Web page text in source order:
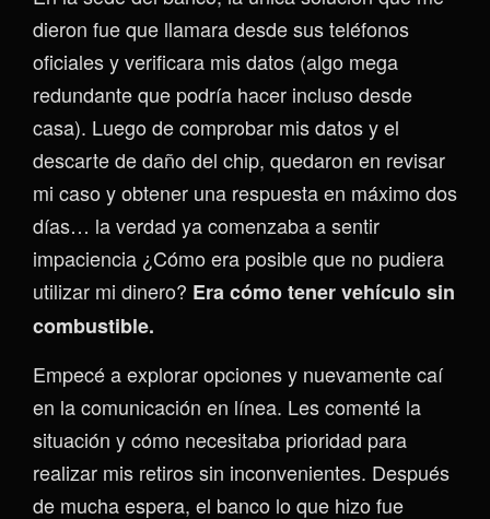
dieron fue que llamara desde sus teléfonos
oficiales y verificara mis datos (algo mega
redundante que podría hacer incluso desde
casa). Luego de comprobar mis datos y el
descarte de daño del chip, quedaron en revisar
mi caso y obtener una respuesta en máximo dos
días… la verdad ya comenzaba a sentir
impaciencia ¿Cómo era posible que no pudiera
utilizar mi dinero? Era cómo tener vehículo sin
combustible.
Empecé a explorar opciones y nuevamente caí
en la comunicación en línea. Les comenté la
situación y cómo necesitaba prioridad para
realizar mis retiros sin inconvenientes. Después
de mucha espera, el banco lo que hizo fue